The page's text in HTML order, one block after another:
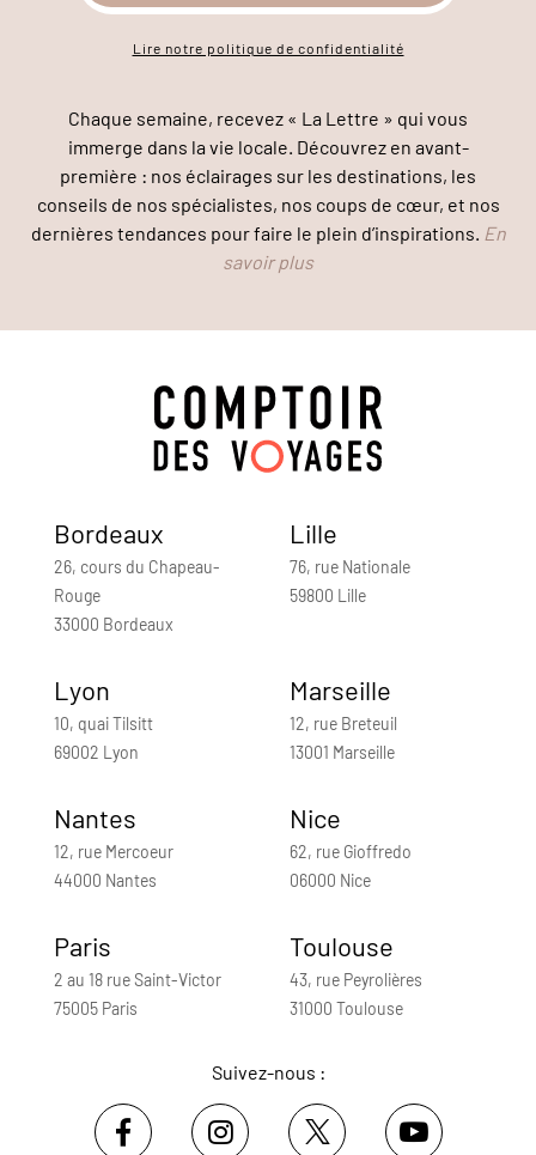
Lire notre politique de confidentialité
Chaque semaine, recevez « La Lettre » qui vous
immerge dans la vie locale. Découvrez en avant-
première : nos éclairages sur les destinations, les
conseils de nos spécialistes, nos coups de cœur, et nos
dernières tendances pour faire le plein d’inspirations. En
savoir plus
Bordeaux
26, cours du Chapeau-
Rouge
33000 Bordeaux
Lille
76, rue Nationale
59800 Lille
Lyon
10, quai Tilsitt
69002 Lyon
Marseille
12, rue Breteuil
13001 Marseille
Nantes
12, rue Mercoeur
44000 Nantes
Nice
62, rue Gioffredo
06000 Nice
Paris
2 au 18 rue Saint-Victor
75005 Paris
Toulouse
43, rue Peyrolières
31000 Toulouse
Suivez-nous :